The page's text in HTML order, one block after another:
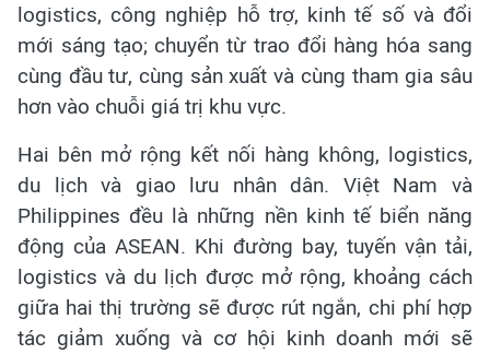
logistics, công nghiệp hỗ trợ, kinh tế số và đổi
mới sáng tạo; chuyển từ trao đổi hàng hóa sang
cùng đầu tư, cùng sản xuất và cùng tham gia sâu
hơn vào chuỗi giá trị khu vực.
Hai bên mở rộng kết nối hàng không, logistics,
du lịch và giao lưu nhân dân. Việt Nam và
Philippines đều là những nền kinh tế biển năng
động của ASEAN. Khi đường bay, tuyến vận tải,
logistics và du lịch được mở rộng, khoảng cách
giữa hai thị trường sẽ được rút ngắn, chi phí hợp
tác giảm xuống và cơ hội kinh doanh mới sẽ